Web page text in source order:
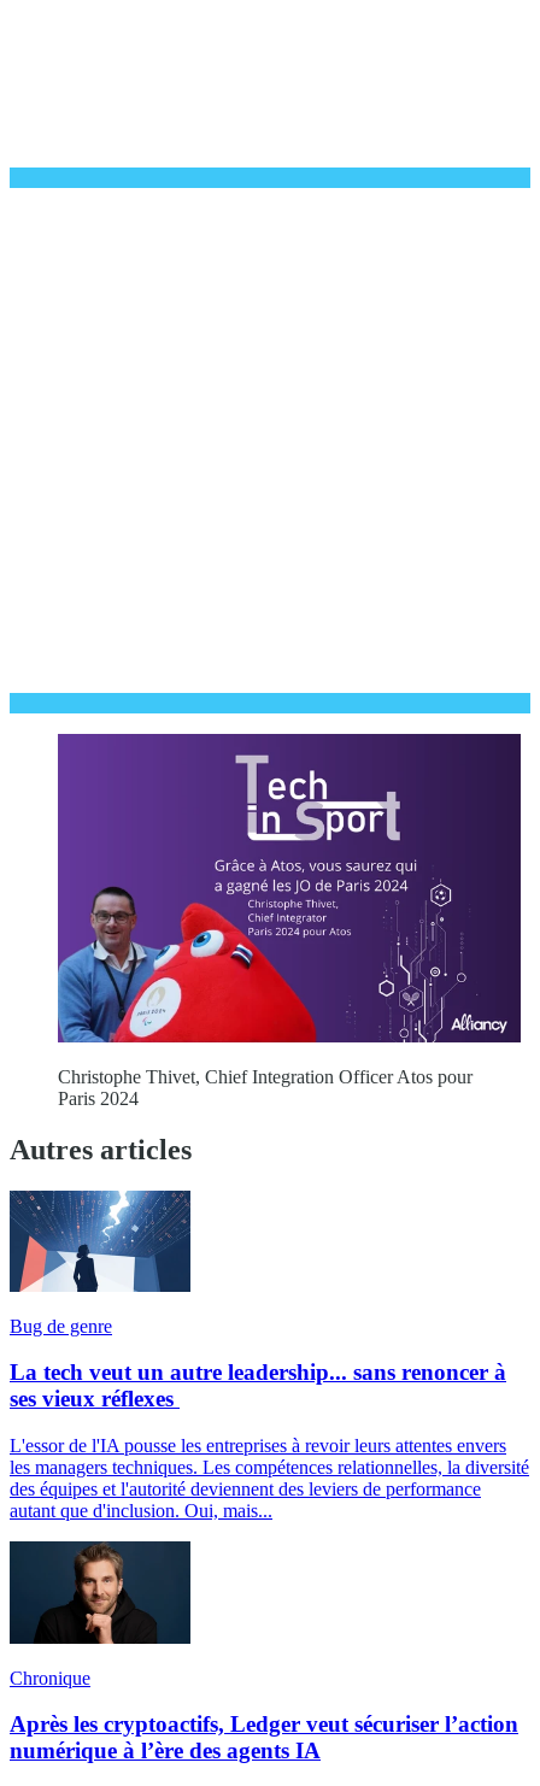
Christophe Thivet, Chief Integration Officer Atos pour
Paris 2024
Autres articles
Bug de genre
La tech veut un autre leadership... sans renoncer à
ses vieux réflexes
L'essor de l'IA pousse les entreprises à revoir leurs attentes envers
les managers techniques. Les compétences relationnelles, la diversité
des équipes et l'autorité deviennent des leviers de performance
autant que d'inclusion. Oui, mais...
Chronique
Après les cryptoactifs, Ledger veut sécuriser l’action
numérique à l’ère des agents IA